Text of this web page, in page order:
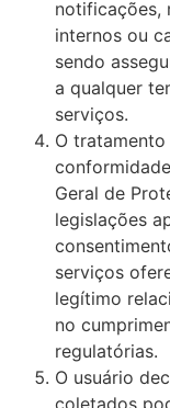
notificações,
internos ou
sendo
a qualquer
serviços.
O
Geral de
legislações
serviços
legítimo
no
regulatórias.
O usuário